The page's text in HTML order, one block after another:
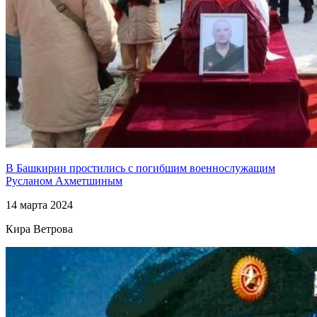
В Башкирии простились с погибшим военнослужащим
Русланом Ахметшиным
14 марта 2024
Кира Ветрова